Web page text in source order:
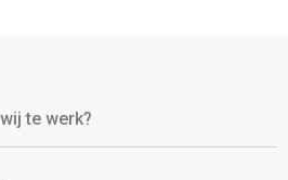
te werk?